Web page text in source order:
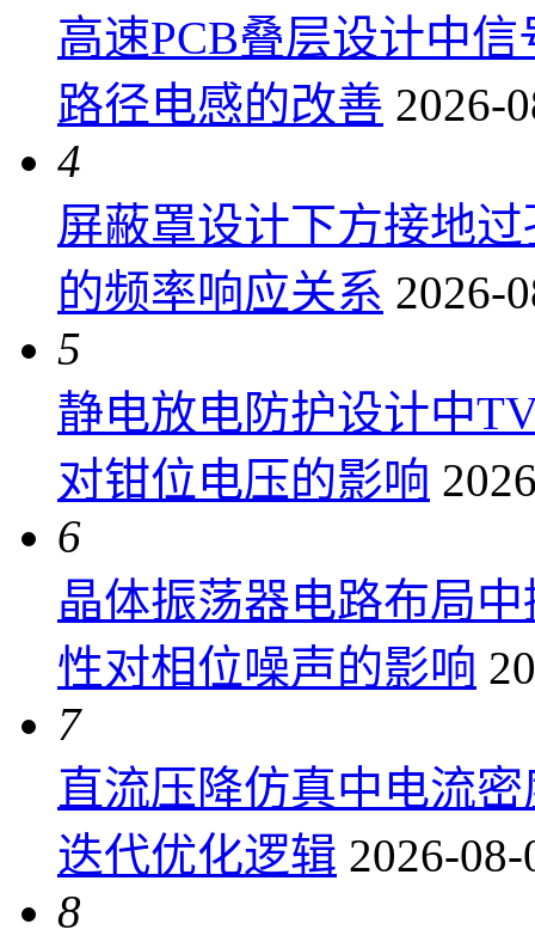
高速PCB叠层设计中
路径电感的改善 2026-
4
屏蔽罩设计下方接地
的频率响应关系 2026-
5
静电放电防护设计中
对钳位电压的影响
6
晶体振荡器电路布局
性对相位噪声的影响
7
直流压降仿真中电流
迭代优化逻辑 2026-
8